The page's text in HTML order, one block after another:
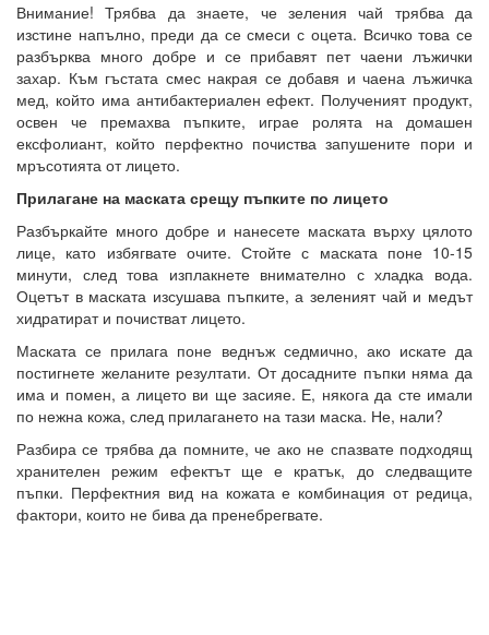
Внимание! Трябва да знаете, че зеления чай трябва да
изстине напълно, преди да се смеси с оцета. Всичко това се
разбърква много добре и се прибавят пет чаени лъжички
захар. Към гъстата смес накрая се добавя и чаена лъжичка
мед, който има антибактериален ефект. Полученият продукт,
освен че премахва пъпките, играе ролята на домашен
ексфолиант, който перфектно почиства запушените пори и
мръсотията от лицето.
Прилагане на маската срещу пъпките по лицето
Разбъркайте много добре и нанесете маската върху цялото
лице, като избягвате очите. Стойте с маската поне 10-15
минути, след това изплакнете внимателно с хладка вода.
Оцетът в маската изсушава пъпките, а зеленият чай и медът
хидратират и почистват лицето.
Маската се прилага поне веднъж седмично, ако искате да
постигнете желаните резултати. От досадните пъпки няма да
има и помен, а лицето ви ще засияе. Е, някога да сте имали
по нежна кожа, след прилагането на тази маска. Не, нали?
Разбира се трябва да помните, че ако не спазвате подходящ
хранителен режим ефектът ще е кратък, до следващите
пъпки. Перфектния вид на кожата е комбинация от редица,
фактори, които не бива да пренебрегвате.